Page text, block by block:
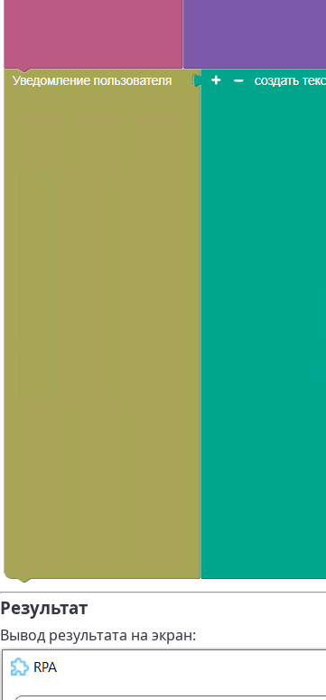
Результат
Вывод результата на экран: